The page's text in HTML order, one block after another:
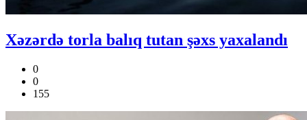
Xəzərdə torla balıq tutan şəxs yaxalandı
0
0
155